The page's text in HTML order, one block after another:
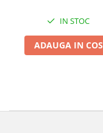
IN STOC
ADAUGA IN COS